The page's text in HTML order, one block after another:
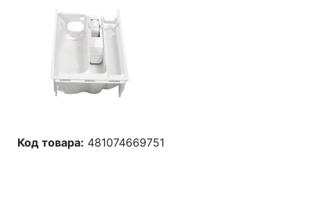
Код товара: 481074669751